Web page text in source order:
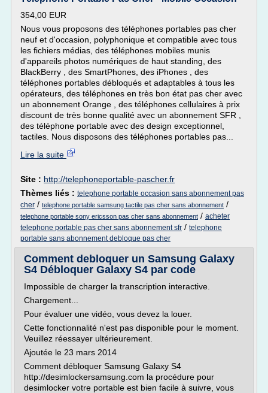
354,00 EUR
Nous vous proposons des téléphones portables pas cher
neuf et d'occasion, polyphonique et compatible avec tous
les fichiers médias, des téléphones mobiles munis
d'appareils photos numériques de haut standing, des
BlackBerry , des SmartPhones, des iPhones , des
téléphones portables débloqués et adaptables à tous les
opérateurs, des téléphones en très bon état pas cher avec
un abonnement Orange , des téléphones cellulaires à prix
discount de très bonne qualité avec un abonnement SFR ,
des téléphone portable avec des design exceptionnel,
tactiles. Nous disposons des téléphones portables pas...
Lire la suite
Site : http://telephoneportable-pascher.fr
Thèmes liés : telephone portable occasion sans abonnement pas
cher / telephone portable samsung tactile pas cher sans abonnement /
telephone portable sony ericsson pas cher sans abonnement / acheter
telephone portable pas cher sans abonnement sfr / telephone
portable sans abonnement debloque pas cher
Comment debloquer un Samsung Galaxy
S4 Débloquer Galaxy S4 par code
Impossible de charger la transcription interactive.
Chargement...
Pour évaluer une vidéo, vous devez la louer.
Cette fonctionnalité n'est pas disponible pour le moment.
Veuillez réessayer ultérieurement.
Ajoutée le 23 mars 2014
Comment débloquer Samsung Galaxy S4
http://desimlockersamsung.com la procédure pour
desimlocker votre portable est bien facile à suivre, vous